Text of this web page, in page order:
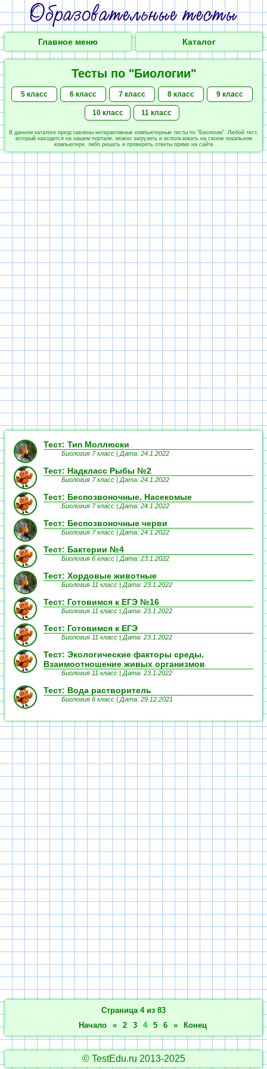
Главное меню Каталог
Тесты по "Биологии"
5 класс 6 класс 7 класс 8 класс 9 класс
10 класс 11 класс
В данном каталоге представлены интерактивные компьютерные тесты по "Биологии". Любой тест,
который находится на нашем портале, можно загрузить и использовать на своем локальном
компьютере, либо решать и проверять ответы прямо на сайте
Тест: Тип Моллюски
Биология 7 класс | Дата: 24.1.2022
Тест: Надкласс Рыбы №2
Биология 7 класс | Дата: 24.1.2022
Тест: Беспозвоночные. Насекомые
Биология 7 класс | Дата: 24.1.2022
Тест: Беспозвоночные черви
Биология 7 класс | Дата: 24.1.2022
Тест: Бактерии №4
Биология 6 класс | Дата: 23.1.2022
Тест: Хордовые животные
Биология 11 класс | Дата: 23.1.2022
Тест: Готовимся к ЕГЭ №16
Биология 11 класс | Дата: 23.1.2022
Тест: Готовимся к ЕГЭ
Биология 11 класс | Дата: 23.1.2022
Тест: Экологические факторы среды.
Взаимоотношение живых организмов
Биология 11 класс | Дата: 23.1.2022
Тест: Вода растворитель
Биология 6 класс | Дата: 29.12.2021
Страница 4 из 83
Начало
« 2 3 4 5 6 » Конец
© TestEdu.ru 2013-2025